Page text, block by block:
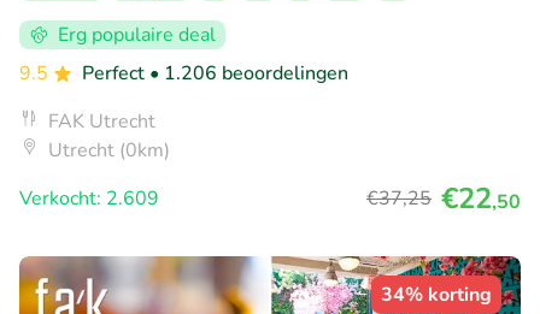
Erg populaire deal
9.5
Perfect • 1.206 beoordelingen
FAK Utrecht
Utrecht (0km)
Verkocht: 2.609
€37,25 €22,50
34% korting